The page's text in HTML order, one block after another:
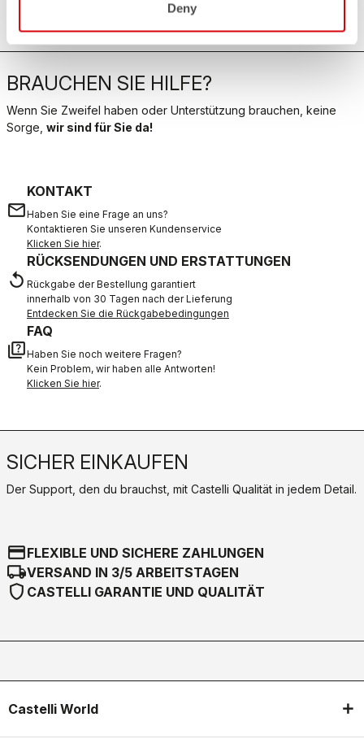
Deny
BRAUCHEN SIE HILFE?
Wenn Sie Zweifel haben oder Unterstützung brauchen, keine
Sorge, wir sind für Sie da!
email
KONTAKT
Haben Sie eine Frage an uns?
Kontaktieren Sie unseren Kundenservice
Klicken Sie hier.
replay
RÜCKSENDUNGEN UND ERSTATTUNGEN
Rückgabe der Bestellung garantiert
innerhalb von 30 Tagen nach der Lieferung
Entdecken Sie die Rückgabebedingungen
quiz
FAQ
Haben Sie noch weitere Fragen?
Kein Problem, wir haben alle Antworten!
Klicken Sie hier.
SICHER EINKAUFEN
Der Support, den du brauchst, mit Castelli Qualität in jedem Detail.
credit_cardFLEXIBLE UND SICHERE ZAHLUNGEN
local_shippingVERSAND IN 3/5 ARBEITSTAGEN
shield CASTELLI GARANTIE UND QUALITÄT
Castelli World